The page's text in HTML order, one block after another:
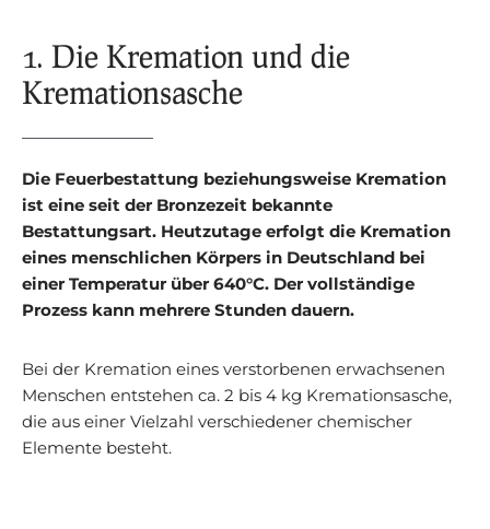
1. Die Kremation und die
Kremationsasche
Die Feuerbestattung beziehungsweise Kremation
ist eine seit der Bronzezeit bekannte
Bestattungsart. Heutzutage erfolgt die Kremation
eines menschlichen Körpers in Deutschland bei
einer Temperatur über 640°C. Der vollständige
Prozess kann mehrere Stunden dauern.
Bei der Kremation eines verstorbenen erwachsenen
Menschen entstehen ca. 2 bis 4 kg Kremationsasche,
die aus einer Vielzahl verschiedener chemischer
Elemente besteht.